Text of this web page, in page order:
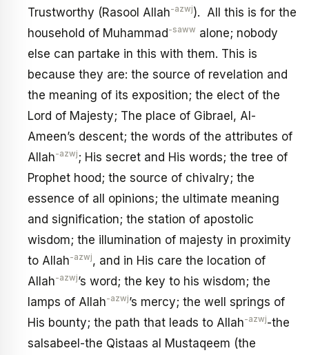
Trustworthy (Rasool Allah-azwj). All this is for the
household of Muhammad -saww alone; nobody
else can partake in this with them. This is
because they are: the source of revelation and
the meaning of its exposition; the elect of the
Lord of Majesty; The place of Gibrael, Al-
Ameen’s descent; the words of the attributes of
Allah-azwj ; His secret and His words; the tree of
Prophet hood; the source of chivalry; the
essence of all opinions; the ultimate meaning
and signification; the station of apostolic
wisdom; the illumination of majesty in proximity
to Allah-azwj, and in His care the location of
Allah-azwj’s word; the key to his wisdom; the
lamps of Allah-azwj’s mercy; the well springs of
His bounty; the path that leads to Allah-azwj-the
salsabeel-the Qistaas al Mustaqeem (the